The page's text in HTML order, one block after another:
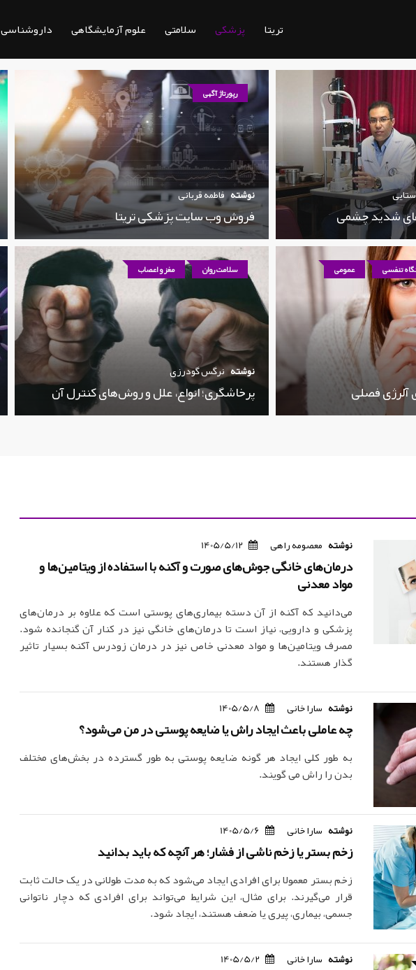
تریتا پزشکی سلامتی علوم آزمایشگاهی داروشناسی
شدید چشمی
رپورتاژ آگهی
نوشته فاطمه قربانی
فروش وب سایت پزشکی تریتا
تنفسی عمومی
آلرژی فصلی
سلامت روان مغز و اعصاب
نوشته نرگس گودرزی
پرخاشگری؛ انواع، علل و روش‌های کنترل آن
نوشته معصومه راهی 1405/5/12
درمان‌های خانگی جوش‌های صورت و آکنه با استفاده از ویتامین‌ها و
مواد معدنی
می‌دانید که آکنه از آن دسته بیماری‌های پوستی است که علاوه بر درمان‌های
پزشکی و دارویی، نیاز است تا درمان‌های خانگی نیز در کنار آن گنجانده شود.
مصرف ویتامین‌ها و مواد معدنی خاص نیز در درمان زودرس آکنه بسیار تاثیر
گذار هستند.
نوشته سارا خانی 1405/5/8
چه عاملی باعث ایجاد راش یا ضایعه پوستی در من می‌شود؟
به طور کلی ایجاد هر گونه ضایعه پوستی به طور گسترده در بخش‌های مختلف
بدن را راش می گویند.
نوشته سارا خانی 1405/5/6
زخم بستر یا زخم ناشی از فشار؛ هر آنچه که باید بدانید
زخم بستر معمولا برای افرادی ایجاد می‌شود که به مدت طولانی در یک حالت ثابت
قرار می‌گیرند. برای مثال، این شرایط می‌تواند برای افرادی که دچار ناتوانی
جسمی، بیماری، پیری یا ضعف هستند، ایجاد شود.
نوشته سارا خانی 1405/5/2